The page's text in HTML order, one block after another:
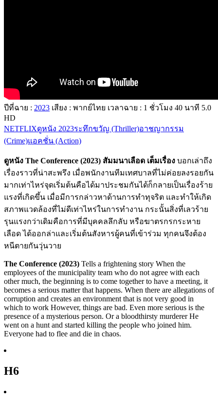
ปีที่ฉาย : 2023 เสียง : พากย์ไทย เวลาฉาย : 1 ชั่วโมง 40 นาที 5.0
HD
NETFLIXดูหนัง 2023ระทึกขวัญ (Thriller)อาชญากรรม
(Crime)แอคชั่น (Action)
ดูหนัง The Conference (2023) สัมมนาเลือด เต็มเรื่อง บอกเล่าถึง
เรื่องราวที่น่าสะพรึง เมื่อพนักงานทีมเทศบาลที่ไม่ค่อยลงรอยกัน
มากเท่าไหร่จุดเริ่มต้นคือได้มาประชมกันได้ก็กลายเป็นเรื่องร้าย
แรงที่เกิดขึ้น เมื่อมีการกล่าวหาด้านการทำทุจริต และทำให้เกิด
สภาพแวดล้องที่ไม่ดีเท่าไหร่ในการทำงาน กระนั้นสิ่งที่เลวร้าย
รุนแรงกว่าเดิมคือการที่มีบุคคลลึกลับ หรือฆาตรกรกระหาย
เลือด ได้ออกล่าและเริ่มต้นสังหารผู้คนที่เข้าร่วม ทุกคนจึงต้อง
หนีตายกันวุ่นวาย
The Conference (2023) Tells a frightening story When the
employees of the municipality team who do not agree with each
other much, the beginning is to come together to have a meeting, it
becomes a serious matter that happens. When there are allegations of
corruption and creates an environment that is not very good in
which to work However, things are bad. Even more serious is the
presence of a mysterious person. Or a bloodthirsty murderer He
went on a hunt and started killing the people who joined him.
Everyone had to flee and die in chaos.
H6